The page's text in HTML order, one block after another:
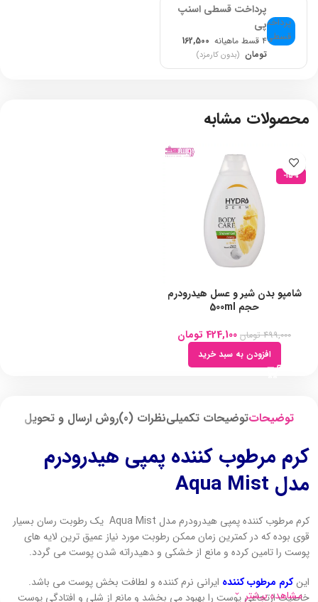
پرداخت قسطی اسنپ
پی
۴ قسط ماهیانه
162,500
تومان (بدون کارمزد)
محصولات مشابه
-15%
شامپو بدن شیر و عسل هیدرودرم
حجم 500ml
499,000 تومان 424,100 تومان
افزودن به سبد خرید
توضیحاتتوضیحات تکمیلینظرات (0) روش ارسال و تحویل
کرم مرطوب کننده پمپی هیدرودرم
مدل Aqua Mist
کرم مرطوب کننده پمپی هیدرودرم مدل Aqua Mist یک رطوبت رسان بسیار
قوی بوده که در کمترین زمان ممکن رطوبت مورد نیاز عمیق ترین لایه های
پوست را تامین کرده و مانع از خشکی و دهیدراته شدن پوست می گردد.
اینکرم مرطوب کننده ایرانی نرم کننده و لطافت بخش پوست می باشد.
خاصیت ارتجاعی پوست را بهبود می بخشد و مانع از شلی و افتادگی پوست
مشاهده بیشتر